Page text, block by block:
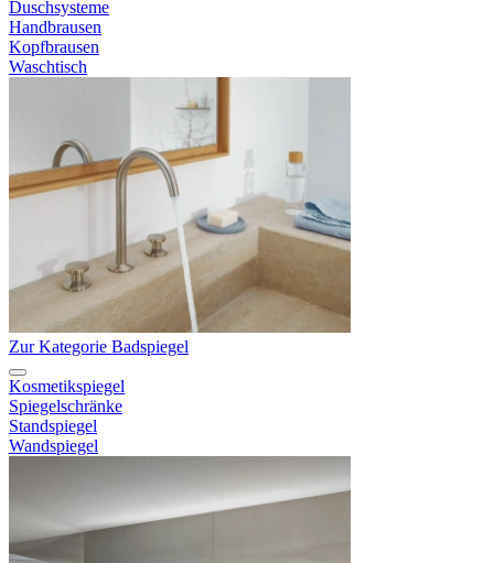
Duschsysteme
Handbrausen
Kopfbrausen
Waschtisch
Zur Kategorie Badspiegel
Kosmetikspiegel
Spiegelschränke
Standspiegel
Wandspiegel